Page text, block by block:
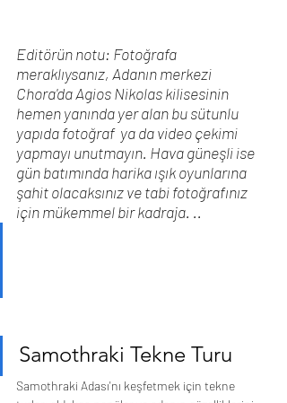
Editörün notu: Fotoğrafa
meraklıysanız, Adanın merkezi
Chora'da Agios Nikolas kilisesinin
hemen yanında yer alan bu sütunlu
yapıda fotoğraf  ya da video çekimi
yapmayı unutmayın. Hava güneşli ise
gün batımında harika ışık oyunlarına
şahit olacaksınız ve tabi fotoğrafınız
için mükemmel bir kadraja. ..
Samothraki Tekne Turu
Samothraki Adası'nı keşfetmek için tekne